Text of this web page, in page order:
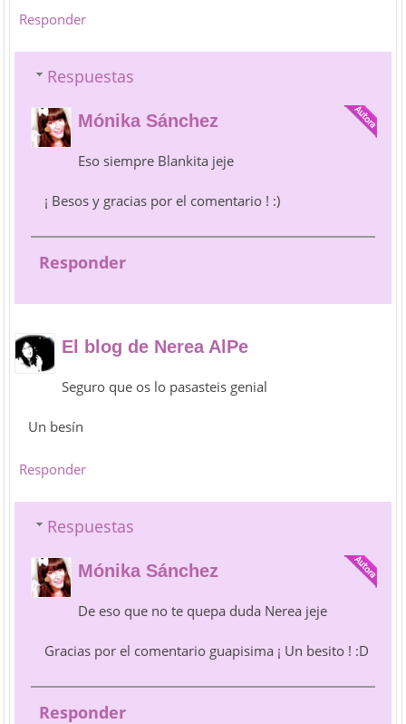
Responder
Respuestas
Mónika Sánchez
Eso siempre Blankita jeje
¡ Besos y gracias por el comentario ! :)
Responder
El blog de Nerea AlPe
Seguro que os lo pasasteis genial
Un besín
Responder
Respuestas
Mónika Sánchez
De eso que no te quepa duda Nerea jeje
Gracias por el comentario guapisima ¡ Un besito ! :D
Responder